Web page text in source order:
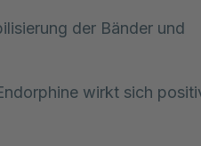
der Bänder und
wirkt sich